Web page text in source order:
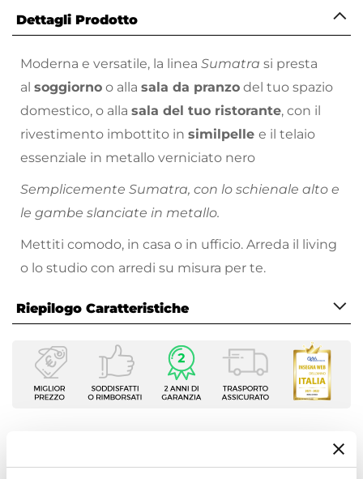
Dettagli Prodotto
Moderna e versatile, la linea Sumatra si presta
al soggiorno o alla sala da pranzo del tuo spazio
domestico, o alla sala del tuo ristorante, con il
rivestimento imbottito in similpelle e il telaio
essenziale in metallo verniciato nero
Semplicemente Sumatra, con lo schienale alto e
le gambe slanciate in metallo.
Mettiti comodo, in casa o in ufficio. Arreda il living
o lo studio con arredi su misura per te.
Riepilogo Caratteristiche
Caratteristiche
Tipologia
Set di sedie